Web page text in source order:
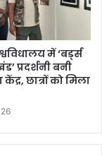
में ‘बर्ड्स
प्रदर्शनी बनी
छात्रों को मिला